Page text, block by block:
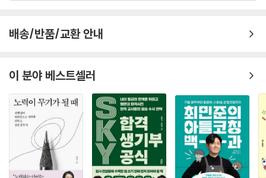
아이의 잠재력을 과소평가해 왔다. 이제, 굶주린 우리 아이에게 배움의 기
면 다음의 연락처를 참고하기를 바란다.
인간잠재력개발연구소(아시아권)
·웹사이트: www.gdbaby.com.sg
·온라인 스토어: http://www.glenndomanonline.com
배송/반품/교환 안내
이 분야 베스트셀러